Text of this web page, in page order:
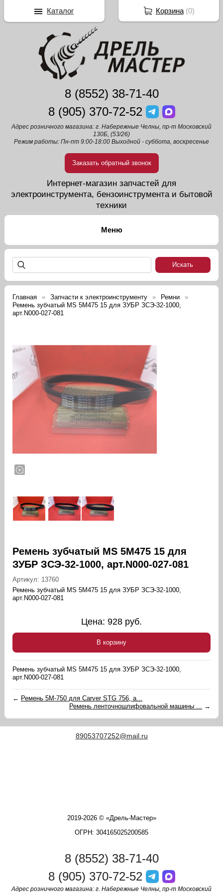
8 (8552) 38-71-40
8 (905) 370-72-52
Адрес розничного магазина: г. Набережные Челны, пр-т Московский
130Б, (53/26)
Режим работы: Пн-пт 9:00-18:00 Выходной - суббота, воскресенье
Заказать обратный звонок
Интернет-магазин запчастей для
электроинструмента, бензоинструмента и бытовой
техники
Главная Запчасти к электроинструменту
Ремни
Ремень зубчатый MS 5M475 15 для ЗУБР ЗСЭ-32-1000,
арт.N000-027-081
Ремень зубчатый MS 5M475 15 для
ЗУБР ЗСЭ-32-1000, арт.N000-027-081
Артикул: 13760
Ремень зубчатый MS 5M475 15 для ЗУБР ЗСЭ-32-1000,
арт.N000-027-081
Цена: 928 руб.
В корзину
Ремень зубчатый MS 5M475 15 для ЗУБР ЗСЭ-32-1000,
арт.N000-027-081
← Ремень 5M-750 для Carver STG 756, а...
Ремень ленточношлифовальной машины ... →
89053707252@mail.ru
2019-2026 © «Дрель-Мастер»
ОГРН: 304165025200585
8 (8552) 38-71-40
8 (905) 370-72-52
Адрес розничного магазина: г. Набережные Челны, пр-т Московский
Корзина(0)
Каталог